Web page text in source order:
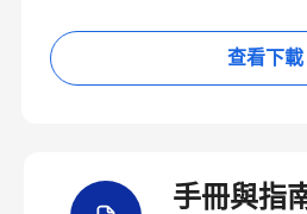
查看下載
手冊與指